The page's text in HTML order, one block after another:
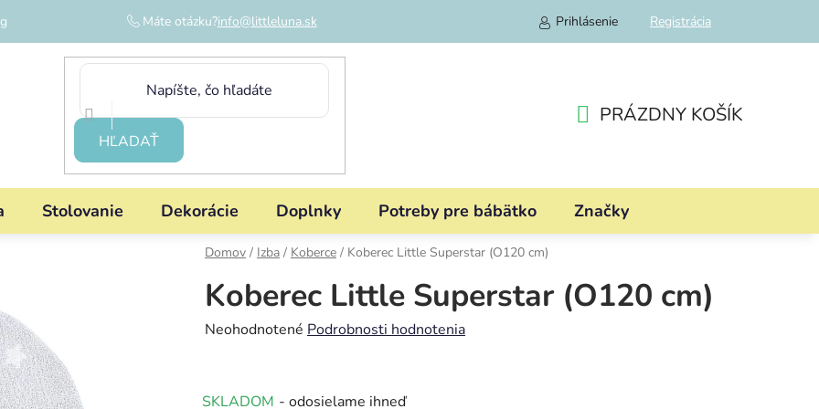
Máte otázku?info@littleluna.sk Prihlásenie Registrácia
HĽADAŤ
KOŠÍK
PRÁZDNY KOŠÍK
Stolovanie Dekorácie Doplnky Potreby pre bábätko Značky
Domov / Izba / Koberce / Koberec Little Superstar (O120 cm)
Koberec Little Superstar (O120 cm)
Priemerné
je
Neohodnotené Podrobnosti hodnotenia
SKLADOM - odosielame ihneď